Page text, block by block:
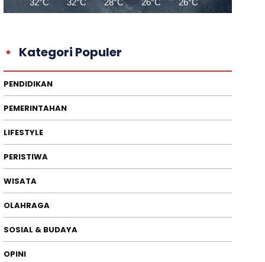
32°C 32°C 28°C 26°C 26°C 26°C
Kategori Populer
PENDIDIKAN
PEMERINTAHAN
LIFESTYLE
PERISTIWA
WISATA
OLAHRAGA
SOSIAL & BUDAYA
OPINI